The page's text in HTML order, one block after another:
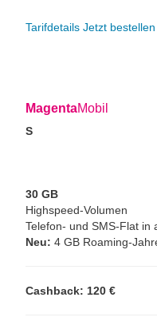
Tarifdetails Jetzt bestellen
MagentaMobil
S
30 GB
Highspeed-Volumen
Telefon- und SMS-Flat in
Neu: 4 GB Roaming-
Cashback: 120 €